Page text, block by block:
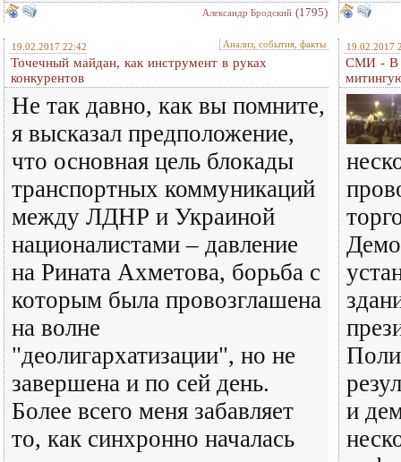
Александр Бродский (1795)
19.02.2017 22:42 Анализ, события, факты
Точечный майдан, как инструмент в руках
конкурентов
Не так давно, как вы помните,
я высказал предположение,
что основная цель блокады
транспортных коммуникаций
между ЛДНР и Украиной
националистами – давление
на Рината Ахметова, борьба с
которым была провозглашена
на волне
"деолигархатизации", но не
завершена и по сей день.
Более всего меня забавляет
то, как синхронно началась
19.02.2017
СМИ - В
и